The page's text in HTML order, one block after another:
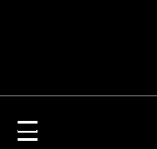
Toggle
☰